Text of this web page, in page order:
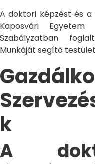
A doktori képzést és
Kaposvári
Szabályzatban
Munkáját segítő
k
A